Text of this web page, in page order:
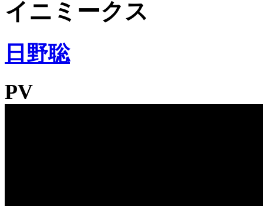
イニミークス
日野聡
PV